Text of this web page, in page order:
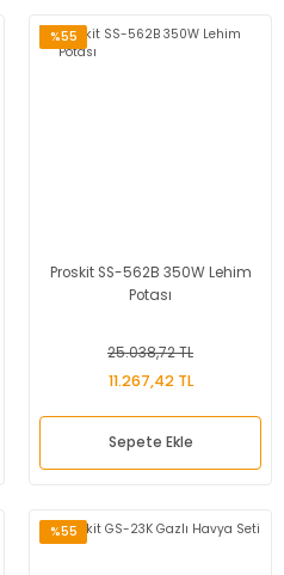
%55
Proskit SS-562B 350W Lehim
Potası
25.038,72 TL
11.267,42 TL
Sepete Ekle
%55